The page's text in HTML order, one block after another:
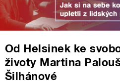
Od Helsinek ke
životy Martina
Šilhánové